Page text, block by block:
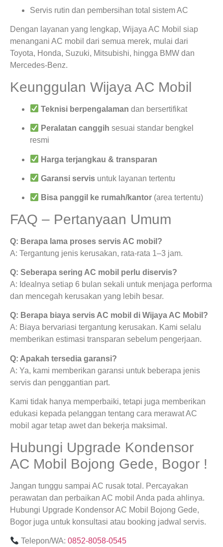
Servis rutin dan pembersihan total sistem AC
Dengan layanan yang lengkap, Wijaya AC Mobil siap
menangani AC mobil dari semua merek, mulai dari
Toyota, Honda, Suzuki, Mitsubishi, hingga BMW dan
Mercedes-Benz.
Keunggulan Wijaya AC Mobil
Teknisi berpengalaman dan bersertifikat
Peralatan canggih sesuai standar bengkel
resmi
Harga terjangkau & transparan
Garansi servis untuk layanan tertentu
Bisa panggil ke rumah/kantor (area tertentu)
FAQ – Pertanyaan Umum
Q: Berapa lama proses servis AC mobil?
A: Tergantung jenis kerusakan, rata-rata 1–3 jam.
Q: Seberapa sering AC mobil perlu diservis?
A: Idealnya setiap 6 bulan sekali untuk menjaga performa
dan mencegah kerusakan yang lebih besar.
Q: Berapa biaya servis AC mobil di Wijaya AC Mobil?
A: Biaya bervariasi tergantung kerusakan. Kami selalu
memberikan estimasi transparan sebelum pengerjaan.
Q: Apakah tersedia garansi?
A: Ya, kami memberikan garansi untuk beberapa jenis
servis dan penggantian part.
Kami tidak hanya memperbaiki, tetapi juga memberikan
edukasi kepada pelanggan tentang cara merawat AC
mobil agar tetap awet dan bekerja maksimal.
Hubungi Upgrade Kondensor
AC Mobil Bojong Gede, Bogor !
Jangan tunggu sampai AC rusak total. Percayakan
perawatan dan perbaikan AC mobil Anda pada ahlinya.
Hubungi Upgrade Kondensor AC Mobil Bojong Gede,
Bogor juga untuk konsultasi atau booking jadwal servis.
Telepon/WA:0852-8058-0545